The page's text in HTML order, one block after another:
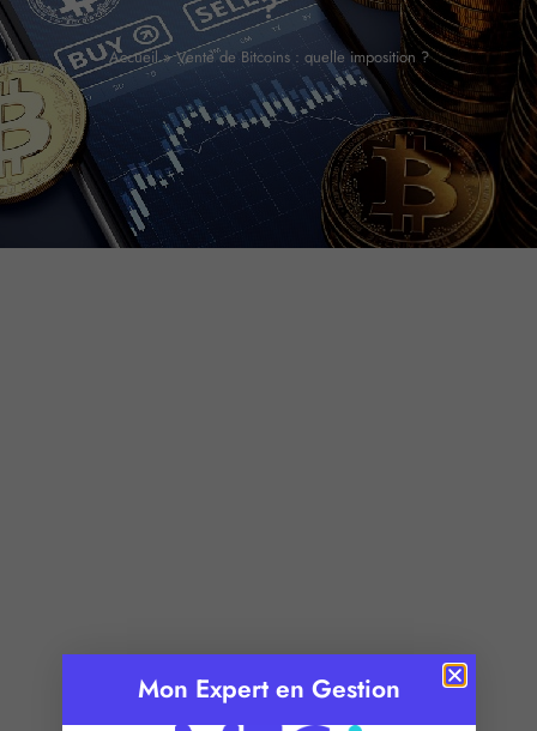
Accueil»Vente de Bitcoins : quelle imposition ?
Publié le :2 mai 2018
Temps de lecture :
Mon Expert en Gestion